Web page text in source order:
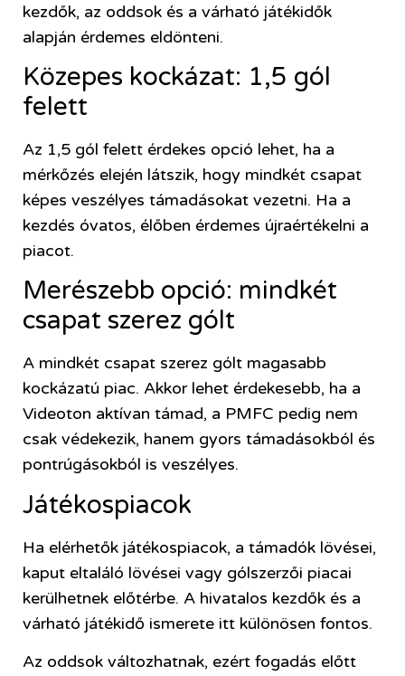
kezdők, az oddsok és a várható játékidők
alapján érdemes eldönteni.
Közepes kockázat: 1,5 gól
felett
Az 1,5 gól felett érdekes opció lehet, ha a
mérkőzés elején látszik, hogy mindkét csapat
képes veszélyes támadásokat vezetni. Ha a
kezdés óvatos, élőben érdemes újraértékelni a
piacot.
Merészebb opció: mindkét
csapat szerez gólt
A mindkét csapat szerez gólt magasabb
kockázatú piac. Akkor lehet érdekesebb, ha a
Videoton aktívan támad, a PMFC pedig nem
csak védekezik, hanem gyors támadásokból és
pontrúgásokból is veszélyes.
Játékospiacok
Ha elérhetők játékospiacok, a támadók lövései,
kaput eltaláló lövései vagy gólszerzői piacai
kerülhetnek előtérbe. A hivatalos kezdők és a
várható játékidő ismerete itt különösen fontos.
Az oddsok változhatnak, ezért fogadás előtt